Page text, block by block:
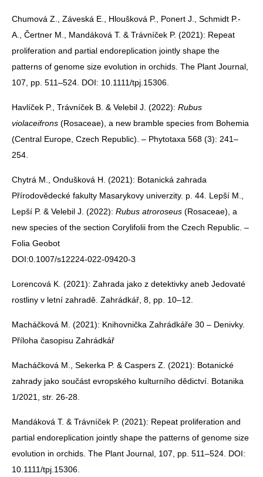
Chumová Z., Záveská E., Hloušková P., Ponert J., Schmidt P.-
A., Čertner M., Mandáková T. & Trávníček P. (2021): Repeat
proliferation and partial endoreplication jointly shape the
patterns of genome size evolution in orchids. The Plant Journal,
107, pp. 511–524. DOI: 10.1111/tpj.15306.
Havlíček P., Trávníček B. & Velebil J. (2022): Rubus
violaceifrons (Rosaceae), a new bramble species from Bohemia
(Central Europe, Czech Republic). – Phytotaxa 568 (3): 241–
254.
Chytrá M., Ondušková H. (2021): Botanická zahrada
Přírodovědecké fakulty Masarykovy univerzity. p. 44. Lepší M.,
Lepší P. & Velebil J. (2022): Rubus atroroseus (Rosaceae), a
new species of the section Corylifolii from the Czech Republic. –
Folia Geobot
DOI:0.1007/s12224-022-09420-3
Lorencová K. (2021): Zahrada jako z detektivky aneb Jedovaté
rostliny v letní zahradě. Zahrádkář, 8, pp. 10–12.
Macháčková M. (2021): Knihovnička Zahrádkáře 30 – Denivky.
Příloha časopisu Zahrádkář
Macháčková M., Sekerka P. & Caspers Z. (2021): Botanické
zahrady jako součást evropského kulturního dědictví. Botanika
1/2021, str. 26-28.
Mandáková T. & Trávníček P. (2021): Repeat proliferation and
partial endoreplication jointly shape the patterns of genome size
evolution in orchids. The Plant Journal, 107, pp. 511–524. DOI:
10.1111/tpj.15306.